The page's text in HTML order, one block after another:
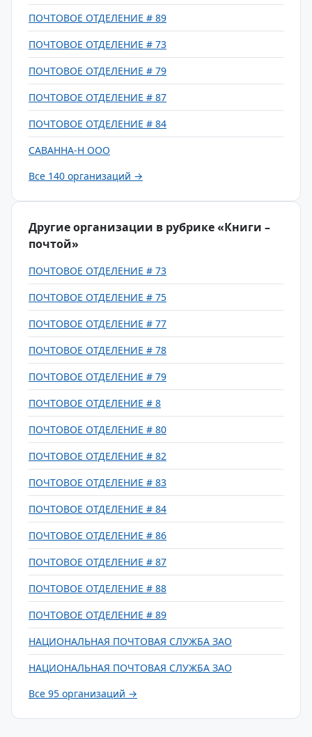
ПОЧТОВОЕ ОТДЕЛЕНИЕ # 89
ПОЧТОВОЕ ОТДЕЛЕНИЕ # 73
ПОЧТОВОЕ ОТДЕЛЕНИЕ # 79
ПОЧТОВОЕ ОТДЕЛЕНИЕ # 87
ПОЧТОВОЕ ОТДЕЛЕНИЕ # 84
САВАННА-Н ООО
Все 140 организаций →
Другие организации в рубрике «Книги –
почтой»
ПОЧТОВОЕ ОТДЕЛЕНИЕ # 73
ПОЧТОВОЕ ОТДЕЛЕНИЕ # 75
ПОЧТОВОЕ ОТДЕЛЕНИЕ # 77
ПОЧТОВОЕ ОТДЕЛЕНИЕ # 78
ПОЧТОВОЕ ОТДЕЛЕНИЕ # 79
ПОЧТОВОЕ ОТДЕЛЕНИЕ # 8
ПОЧТОВОЕ ОТДЕЛЕНИЕ # 80
ПОЧТОВОЕ ОТДЕЛЕНИЕ # 82
ПОЧТОВОЕ ОТДЕЛЕНИЕ # 83
ПОЧТОВОЕ ОТДЕЛЕНИЕ # 84
ПОЧТОВОЕ ОТДЕЛЕНИЕ # 86
ПОЧТОВОЕ ОТДЕЛЕНИЕ # 87
ПОЧТОВОЕ ОТДЕЛЕНИЕ # 88
ПОЧТОВОЕ ОТДЕЛЕНИЕ # 89
НАЦИОНАЛЬНАЯ ПОЧТОВАЯ СЛУЖБА ЗАО
НАЦИОНАЛЬНАЯ ПОЧТОВАЯ СЛУЖБА ЗАО
Все 95 организаций →